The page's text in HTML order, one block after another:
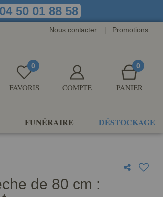
04 50 01 88 58
Nous contacter | Promotions
0
FAVORIS COMPTE
0
PANIER
FUNÉRAIRE DÉSTOCKAGE
de 80 cm :